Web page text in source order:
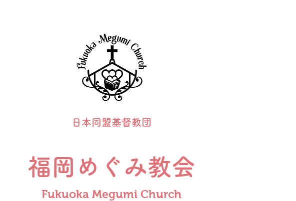
日本同盟基督教団
福岡めぐみ教会
Fukuoka Megumi Church